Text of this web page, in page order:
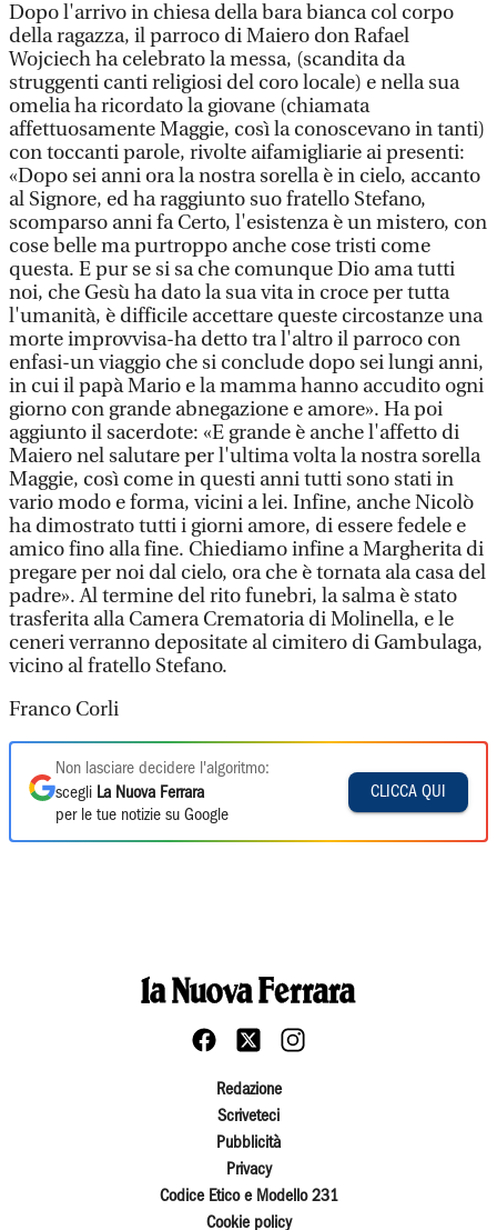
Dopo l'arrivo in chiesa della bara bianca col corpo
della ragazza, il parroco di Maiero don Rafael
Wojciech ha celebrato la messa, (scandita da
struggenti canti religiosi del coro locale) e nella sua
omelia ha ricordato la giovane (chiamata
affettuosamente Maggie, così la conoscevano in tanti)
con toccanti parole, rivolte aifamigliarie ai presenti:
«Dopo sei anni ora la nostra sorella è in cielo, accanto
al Signore, ed ha raggiunto suo fratello Stefano,
scomparso anni fa Certo, l'esistenza è un mistero, con
cose belle ma purtroppo anche cose tristi come
questa. E pur se si sa che comunque Dio ama tutti
noi, che Gesù ha dato la sua vita in croce per tutta
l'umanità, è difficile accettare queste circostanze una
morte improvvisa-ha detto tra l'altro il parroco con
enfasi-un viaggio che si conclude dopo sei lungi anni,
in cui il papà Mario e la mamma hanno accudito ogni
giorno con grande abnegazione e amore». Ha poi
aggiunto il sacerdote: «E grande è anche l'affetto di
Maiero nel salutare per l'ultima volta la nostra sorella
Maggie, così come in questi anni tutti sono stati in
vario modo e forma, vicini a lei. Infine, anche Nicolò
ha dimostrato tutti i giorni amore, di essere fedele e
amico fino alla fine. Chiediamo infine a Margherita di
pregare per noi dal cielo, ora che è tornata ala casa del
padre». Al termine del rito funebri, la salma è stato
trasferita alla Camera Crematoria di Molinella, e le
ceneri verranno depositate al cimitero di Gambulaga,
vicino al fratello Stefano.
Franco Corli
Non lasciare decidere l'algoritmo:
scegli La Nuova Ferrara
per le tue notizie su Google
CLICCA QUI
Redazione
Scriveteci
Pubblicità
Privacy
Codice Etico e Modello 231
Cookie policy